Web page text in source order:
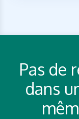
Pas de
dans